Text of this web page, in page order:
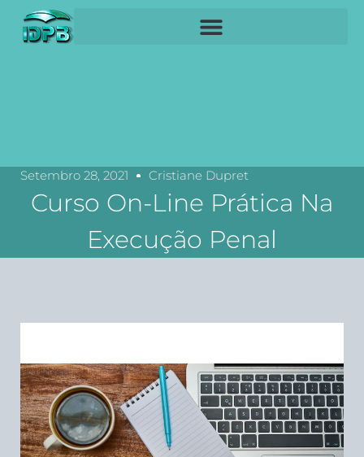
Setembro 28, 2021 Cristiane Dupret
Curso On-Line Prática Na
Execução Penal